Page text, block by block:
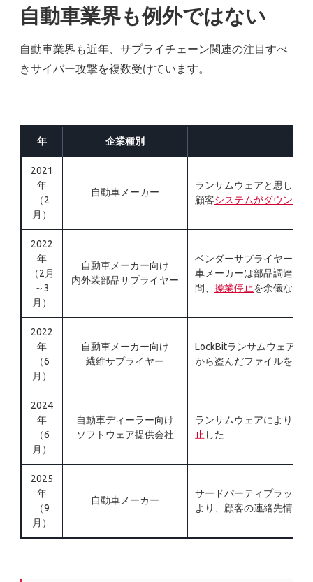
自動車業界も例外ではない
自動車業界も近年、サプライチェーン関連の注目すべ
きサイバー攻撃を複数受けています。
年 企業種別 発
2021
年
（2
月）
自動車メーカー
ランサムウェアと思しき
顧客システムがダウン
2022
年
（2月
～3
月）
自動車メーカー向け
内外装部品サプライヤー
ベンダーサプライヤーへ
車メーカーは部品調達上
間、 操業停止を余儀なく
2022
年
（6
月）
自動車メーカー向け
繊維サプライヤー
LockBitランサムウェアグ
から盗んだファイルを流
2024
年
（6
月）
自動車ディーラー向け
ソフトウェア提供会社
ランサムウェアにより数
止 した
2025
年
（9
月）
自動車メーカー
サードパーティプラット
より、顧客の連絡先情報が